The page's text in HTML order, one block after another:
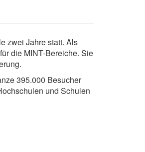
zwei Jahre statt. Als
die MINT-Bereiche. Sie
395.000 Besucher
und Schulen